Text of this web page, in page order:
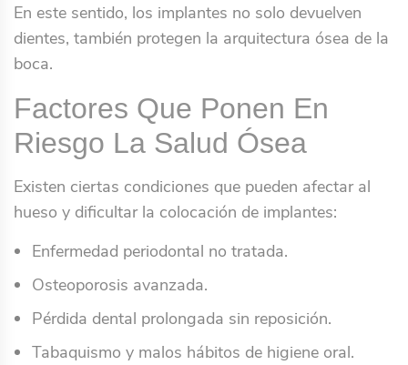
En este sentido, los implantes no solo devuelven
dientes, también protegen la arquitectura ósea de la
boca.
Factores Que Ponen En
Riesgo La Salud Ósea
Existen ciertas condiciones que pueden afectar al
hueso y dificultar la colocación de implantes:
Enfermedad periodontal no tratada.
Osteoporosis avanzada.
Pérdida dental prolongada sin reposición.
Tabaquismo y malos hábitos de higiene oral.